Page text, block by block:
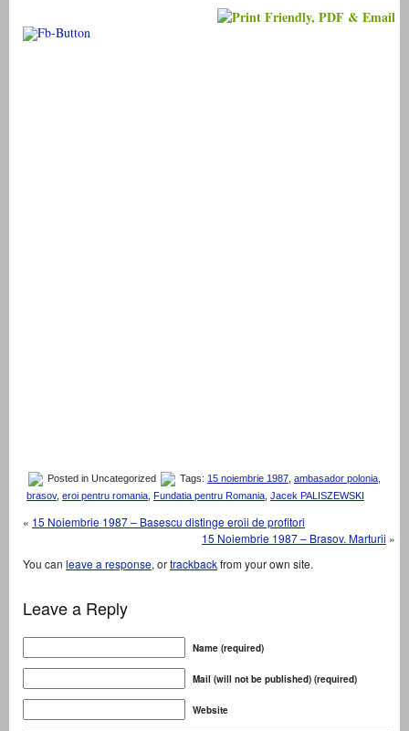
Posted in Uncategorized Tags: 15 noiembrie 1987 ambasador polonia
brasov, eroi pentru romania, Fundatia pentru Romania, Jacek PALISZEWSKI
« 15 Noiembrie 1987 – Basescu distinge eroii de profitori
15 Noiembrie 1987 – Brasov. Marturii »
You can leave a response, ortrackbackfrom your own site.
Leave a Reply
Name (required)
Mail (will not be published) (required)
Website